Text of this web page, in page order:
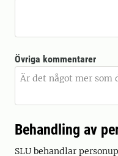
Övriga kommentarer
Behandling av
SLU behandlar